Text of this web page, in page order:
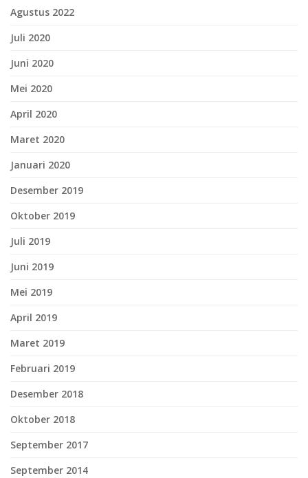
Agustus 2022
Juli 2020
Juni 2020
Mei 2020
April 2020
Maret 2020
Januari 2020
Desember 2019
Oktober 2019
Juli 2019
Juni 2019
Mei 2019
April 2019
Maret 2019
Februari 2019
Desember 2018
Oktober 2018
September 2017
September 2014